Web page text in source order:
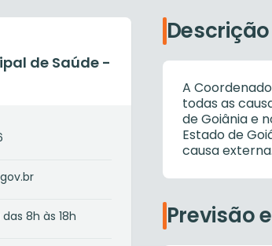
de Saúde -
8h às 18h
Descrição
A
todas as
de Goiânia e
Estado de
causa externa.
Previsão